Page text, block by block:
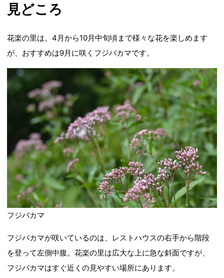
見どころ
花楽の里は、4月から10月中旬頃まで様々な花を楽しめます
が、おすすめは9月に咲くフジバカマです。
フジバカマ
フジバカマが咲いているのは、レストハウスの右手から階段
を登って左側中腹。花楽の里は広大な上に急な斜面ですが、
フジバカマはすぐ近くの見やすい場所にあります。